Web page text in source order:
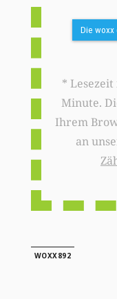
Die
* Lesezeit
Minute.
Ihrem
an
WOXX892